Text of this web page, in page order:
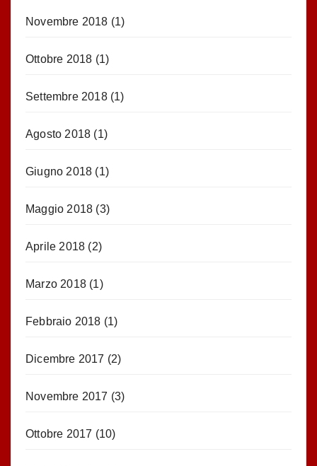
Novembre 2018 (1)
Ottobre 2018 (1)
Settembre 2018(1)
Agosto 2018 (1)
Giugno 2018 (1)
Maggio 2018 (3)
Aprile 2018 (2)
Marzo 2018 (1)
Febbraio 2018 (1)
Dicembre 2017 (2)
Novembre 2017 (3)
Ottobre 2017 (10)